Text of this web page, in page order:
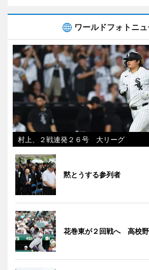
ワールドフォトニ
村上、２戦連発２６号 大リーグ
黙とうする参列者
花巻東が２回戦へ 高校